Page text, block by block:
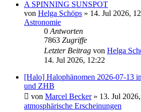
A SPINNING SUNSPOT
von Helga Schöps » 14. Jul 2026,
Astronomie
0 Antworten
7863 Zugriffe
Letzter Beitrag von Helga
14. Jul 2026, 12:22
[Halo] Halophänomen 2026-07-13
und ZHB
von Marcel Becker» 13. Jul
atmosphärische Erscheinungen